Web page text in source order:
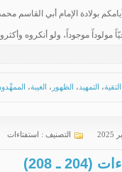
أيامكم بولادة الإمام أبي القاسم
مولوداً موجوداً، ولو أنكروه
التقية، التمهيد ، الظهور ، الغيبة،
التصنيف : استفتاءات
ـ 208)